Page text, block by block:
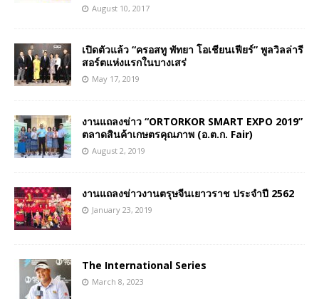
August 10, 2017
เปิดตัวแล้ว “ครอสทู พัทยา โอเชียนเฟียร์” พูลวิลล่ารี
สอร์ตแห่งแรกในบางเสร่
May 17, 2019
งานแถลงข่าว “ORTORKOR SMART EXPO 2019”
ตลาดสินค้าเกษตรคุณภาพ (อ.ต.ก. Fair)
August 2, 2019
งานแถลงข่าวงานตรุษจีนเยาวราช ประจำปี 2562
January 23, 2019
The International Series
March 8, 2023